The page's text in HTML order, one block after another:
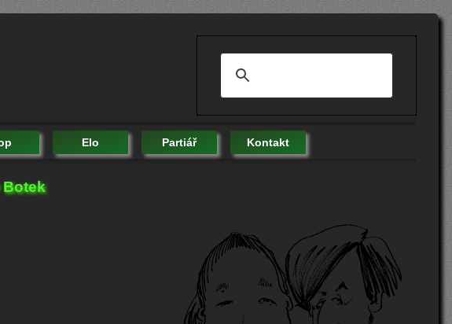
Elo Partiář Kontakt
Botek